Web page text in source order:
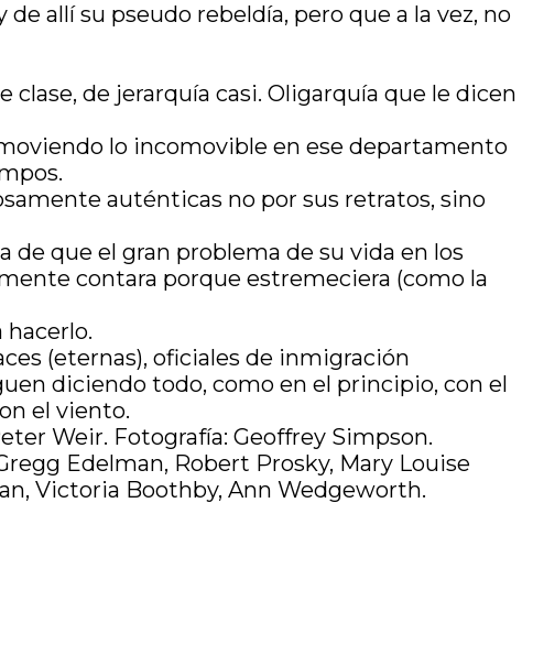
allí su pseudo rebeldía, pero que a la vez, no
clase, de jerarquía casi. Oligarquía que le dicen
lo incomovible en ese departamento
auténticas no por sus retratos, sino
de que el gran problema de su vida en los
contara porque estremeciera (como la
hacerlo.
(eternas), oficiales de inmigración
diciendo todo, como en el principio, con el
el viento.
Weir. Fotografía: Geoffrey Simpson.
Edelman, Robert Prosky, Mary Louise
Victoria Boothby, Ann Wedgeworth.